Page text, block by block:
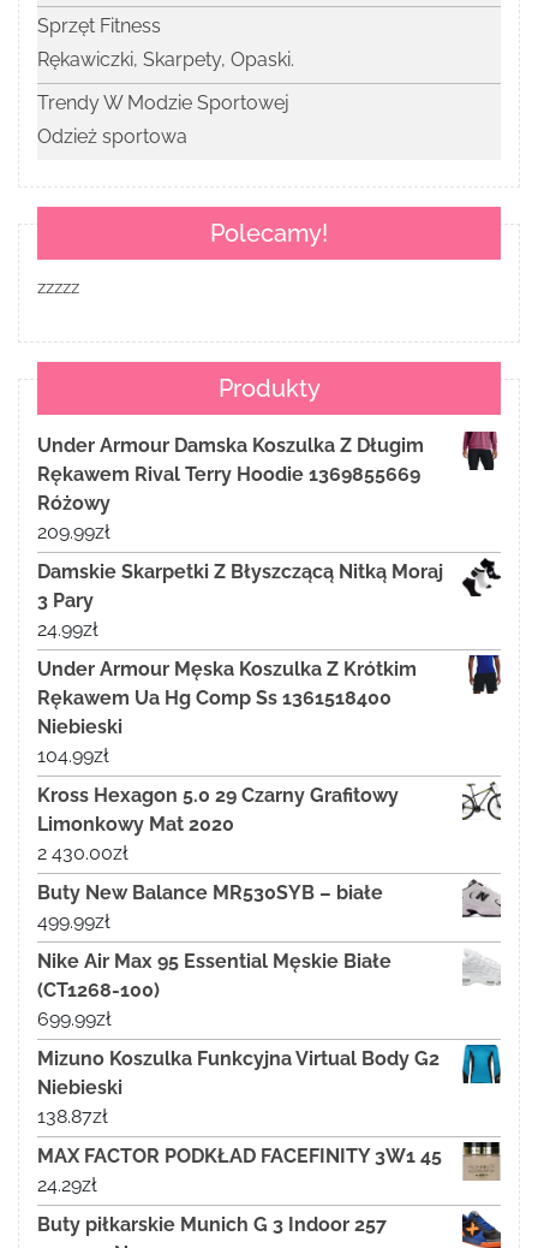
Sprzęt Fitness
Rękawiczki, Skarpety, Opaski.
Trendy W Modzie Sportowej
Odzież sportowa
Polecamy!
zzzzz
Produkty
Under Armour Damska Koszulka Z Długim
Rękawem Rival Terry Hoodie 1369855669
Różowy
209.99zł
Damskie Skarpetki Z Błyszczącą Nitką Moraj
3 Pary
24.99zł
Under Armour Męska Koszulka Z Krótkim
Rękawem Ua Hg Comp Ss 1361518400
Niebieski
104.99zł
Kross Hexagon 5.0 29 Czarny Grafitowy
Limonkowy Mat 2020
2 430.00zł
Buty New Balance MR530SYB – białe
499.99zł
Nike Air Max 95 Essential Męskie Białe
(CT1268-100)
699.99zł
Mizuno Koszulka Funkcyjna Virtual Body G2
Niebieski
138.87zł
MAX FACTOR PODKŁAD FACEFINITY 3W1 45
24.29zł
Buty piłkarskie Munich G 3 Indoor 257